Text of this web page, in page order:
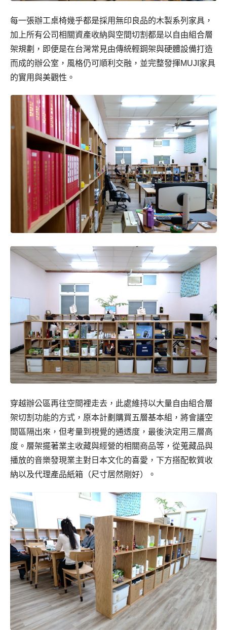
每一張辦工桌椅幾乎都是採用無印良品的木製系列家具，
加上所有公司相關資產收納與空間切割都是以自由組合層
架規劃，即便是在台灣常見由傳統輕鋼架與硬體設備打造
而成的辦公室，風格仍可順利交融，並完整發揮MUJI家具
的實用與美觀性。
穿越辦公區再往空間裡走去，此處維持以大量自由組合層
架切割功能的方式，原本計劃購買五層基本組，將會議空
間區隔出來，但考量到視覺的通透度，最後決定用三層高
度。層架擺著業主收藏與經營的相關商品等，從蒐藏品與
播放的音樂發現業主對日本文化的喜愛，下方搭配軟質收
納以及代理產品紙箱（尺寸居然剛好）。